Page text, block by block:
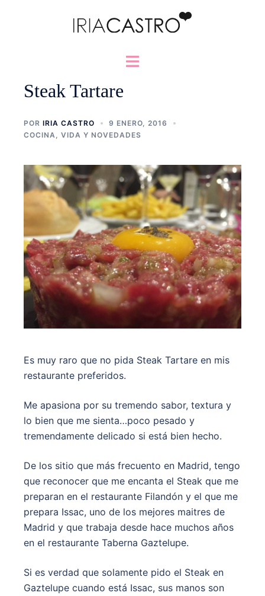
Alternar
Steak Tartare
POR IRIA CASTRO
9 ENERO, 2016
COCINA
VIDA Y NOVEDADES
Es muy raro que no pida Steak Tartare en mis
restaurante preferidos.
Me apasiona por su tremendo sabor, textura y
lo bien que me sienta…poco pesado y
tremendamente delicado si está bien hecho.
De los sitio que más frecuento en Madrid, tengo
que reconocer que me encanta el Steak que me
preparan en el restaurante Filandón y el que me
prepara Issac, uno de los mejores maitres de
Madrid y que trabaja desde hace muchos años
en el restaurante Taberna Gaztelupe.
Si es verdad que solamente pido el Steak en
Gaztelupe cuando está Issac, sus manos son